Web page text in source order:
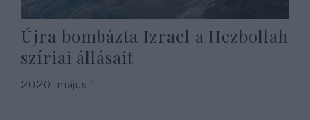
Újra bombázta Izrael a Hezbollah
szíriai állásait
2020. május 1.